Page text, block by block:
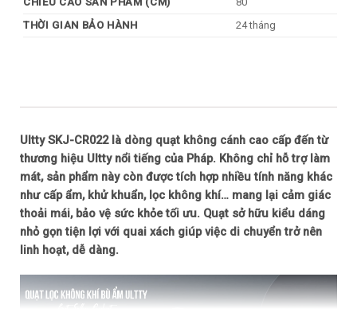
THỜI GIAN BẢO HÀNH
24 tháng
Ultty SKJ-CR022 là dòng quạt không cánh cao cấp đến từ
thương hiệu Ultty nổi tiếng của Pháp. Không chỉ hỗ trợ làm
mát, sản phẩm này còn được tích hợp nhiều tính năng khác
như cấp ẩm, khử khuẩn, lọc không khí… mang lại cảm giác
thoải mái, bảo vệ sức khỏe tối ưu. Quạt sở hữu kiểu dáng
nhỏ gọn tiện lợi với quai xách giúp việc di chuyển trở nên
linh hoạt, dễ dàng.